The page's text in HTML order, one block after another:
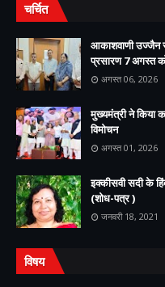
चर्चित
आकाशवाणी उज्जैन
प्रसारण 7 अगस्त
अगस्त 06, 2026
मुख्यमंत्री ने किया
विमोचन
अगस्त 01, 2026
इक्कीसवी सदी के
(शोध-पत्र )
जनवरी 18, 2021
विषय